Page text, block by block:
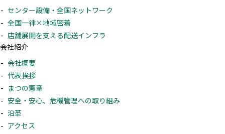
センター設備・全国ネットワーク
全国一律×地域密着
店舗展開を支える配送インフラ
会社紹介
会社概要
代表挨拶
まつの憲章
安全・安心、危機管理への取り組み
沿革
アクセス